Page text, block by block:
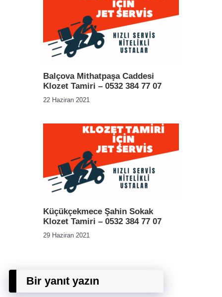
Balçova Mithatpaşa Caddesi
Klozet Tamiri – 0532 384 77 07
22 Haziran 2021
Küçükçekmece Şahin Sokak
Klozet Tamiri – 0532 384 77 07
29 Haziran 2021
Bir yanıt yazın